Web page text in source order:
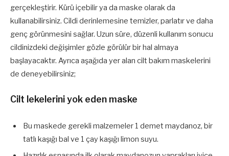
gerçekleştirir. Kürü içebilir ya da maske olarak da
kullanabilirsiniz. Cildi derinlemesine temizler, parlatır ve daha
genç görünmesini sağlar. Uzun süre, düzenli kullanım sonucu
cildinizdeki değişimler gözle görülür bir hal almaya
başlayacaktır. Ayrıca aşağıda yer alan cilt bakım maskelerini
de deneyebilirsiniz;
Cilt lekelerini yok eden maske
Bu maskede gerekli malzemeler 1 demet maydanoz, bir
tatlı kaşığı bal ve 1 çay kaşığı limon suyu.